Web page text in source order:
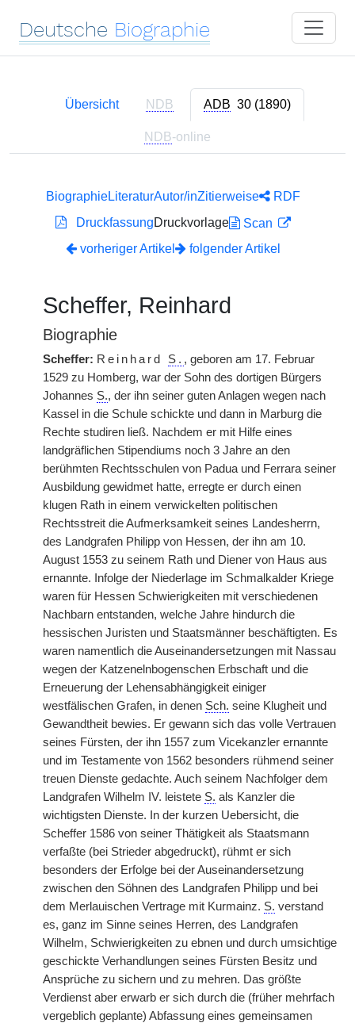
Deutsche Biographie
Übersicht NDB ADB 30 (1890)
NDB-online
BiographieLiteraturAutor/inZitierweise
RDF
DruckfassungDruckvorlage
Scan
vorheriger Artikel
folgender Artikel
Scheffer, Reinhard
Biographie
Scheffer: Reinhard S. , geboren am 17. Februar
1529 zu Homberg, war der Sohn des dortigen Bürgers
Johannes S., der ihn seiner guten Anlagen wegen nach
Kassel in die Schule schickte und dann in Marburg die
Rechte studiren ließ. Nachdem er mit Hilfe eines
landgräflichen Stipendiums noch 3 Jahre an den
berühmten Rechtsschulen von Padua und Ferrara seiner
Ausbildung gewidmet hatte, erregte er durch einen
klugen Rath in einem verwickelten politischen
Rechtsstreit die Aufmerksamkeit seines Landesherrn,
des Landgrafen Philipp von Hessen, der ihn am 10.
August 1553 zu seinem Rath und Diener von Haus aus
ernannte. Infolge der Niederlage im Schmalkalder Kriege
waren für Hessen Schwierigkeiten mit verschiedenen
Nachbarn entstanden, welche Jahre hindurch die
hessischen Juristen und Staatsmänner beschäftigten. Es
waren namentlich die Auseinandersetzungen mit Nassau
wegen der Katzenelnbogenschen Erbschaft und die
Erneuerung der Lehensabhängigkeit einiger
westfälischen Grafen, in denen Sch. seine Klugheit und
Gewandtheit bewies. Er gewann sich das volle Vertrauen
seines Fürsten, der ihn 1557 zum Vicekanzler ernannte
und im Testamente von 1562 besonders rühmend seiner
treuen Dienste gedachte. Auch seinem Nachfolger dem
Landgrafen Wilhelm IV. leistete S. als Kanzler die
wichtigsten Dienste. In der kurzen Uebersicht, die
Scheffer 1586 von seiner Thätigkeit als Staatsmann
verfaßte (bei Strieder abgedruckt), rühmt er sich
besonders der Erfolge bei der Auseinandersetzung
zwischen den Söhnen des Landgrafen Philipp und bei
dem Merlauischen Vertrage mit Kurmainz. S. verstand
es, ganz im Sinne seines Herren, des Landgrafen
Wilhelm, Schwierigkeiten zu ebnen und durch umsichtige
geschickte Verhandlungen seines Fürsten Besitz und
Ansprüche zu sichern und zu mehren. Das größte
Verdienst aber erwarb er sich durch die (früher mehrfach
vergeblich geplante) Abfassung eines gemeinsamen